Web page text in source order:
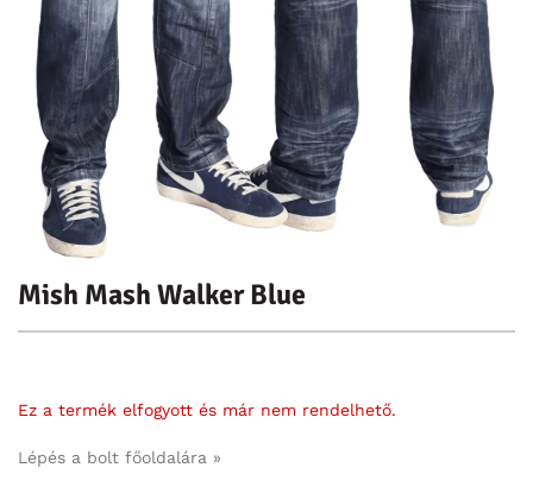
Mish Mash Walker Blue
Ez a termék elfogyott és már nem rendelhető.
Lépés a bolt főoldalára »